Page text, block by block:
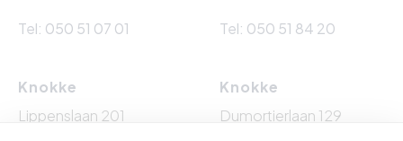
Tel: 050 51 07 01 Tel: 050 51 84 20
Knokke
Lippenslaan 201
Knokke
Dumortierlaan 129